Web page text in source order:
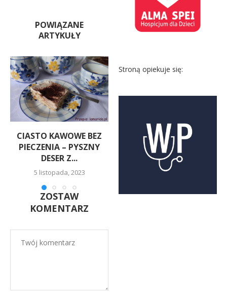
POWIĄZANE
ARTYKUŁY
CIASTO KAWOWE BEZ
PIECZENIA – PYSZNY
DESER Z...
5 listopada, 2023
CIASTO CYTRYNOWE
8 grudnia, 2022
ZOSTAW
KOMENTARZ
Stroną opiekuje się: